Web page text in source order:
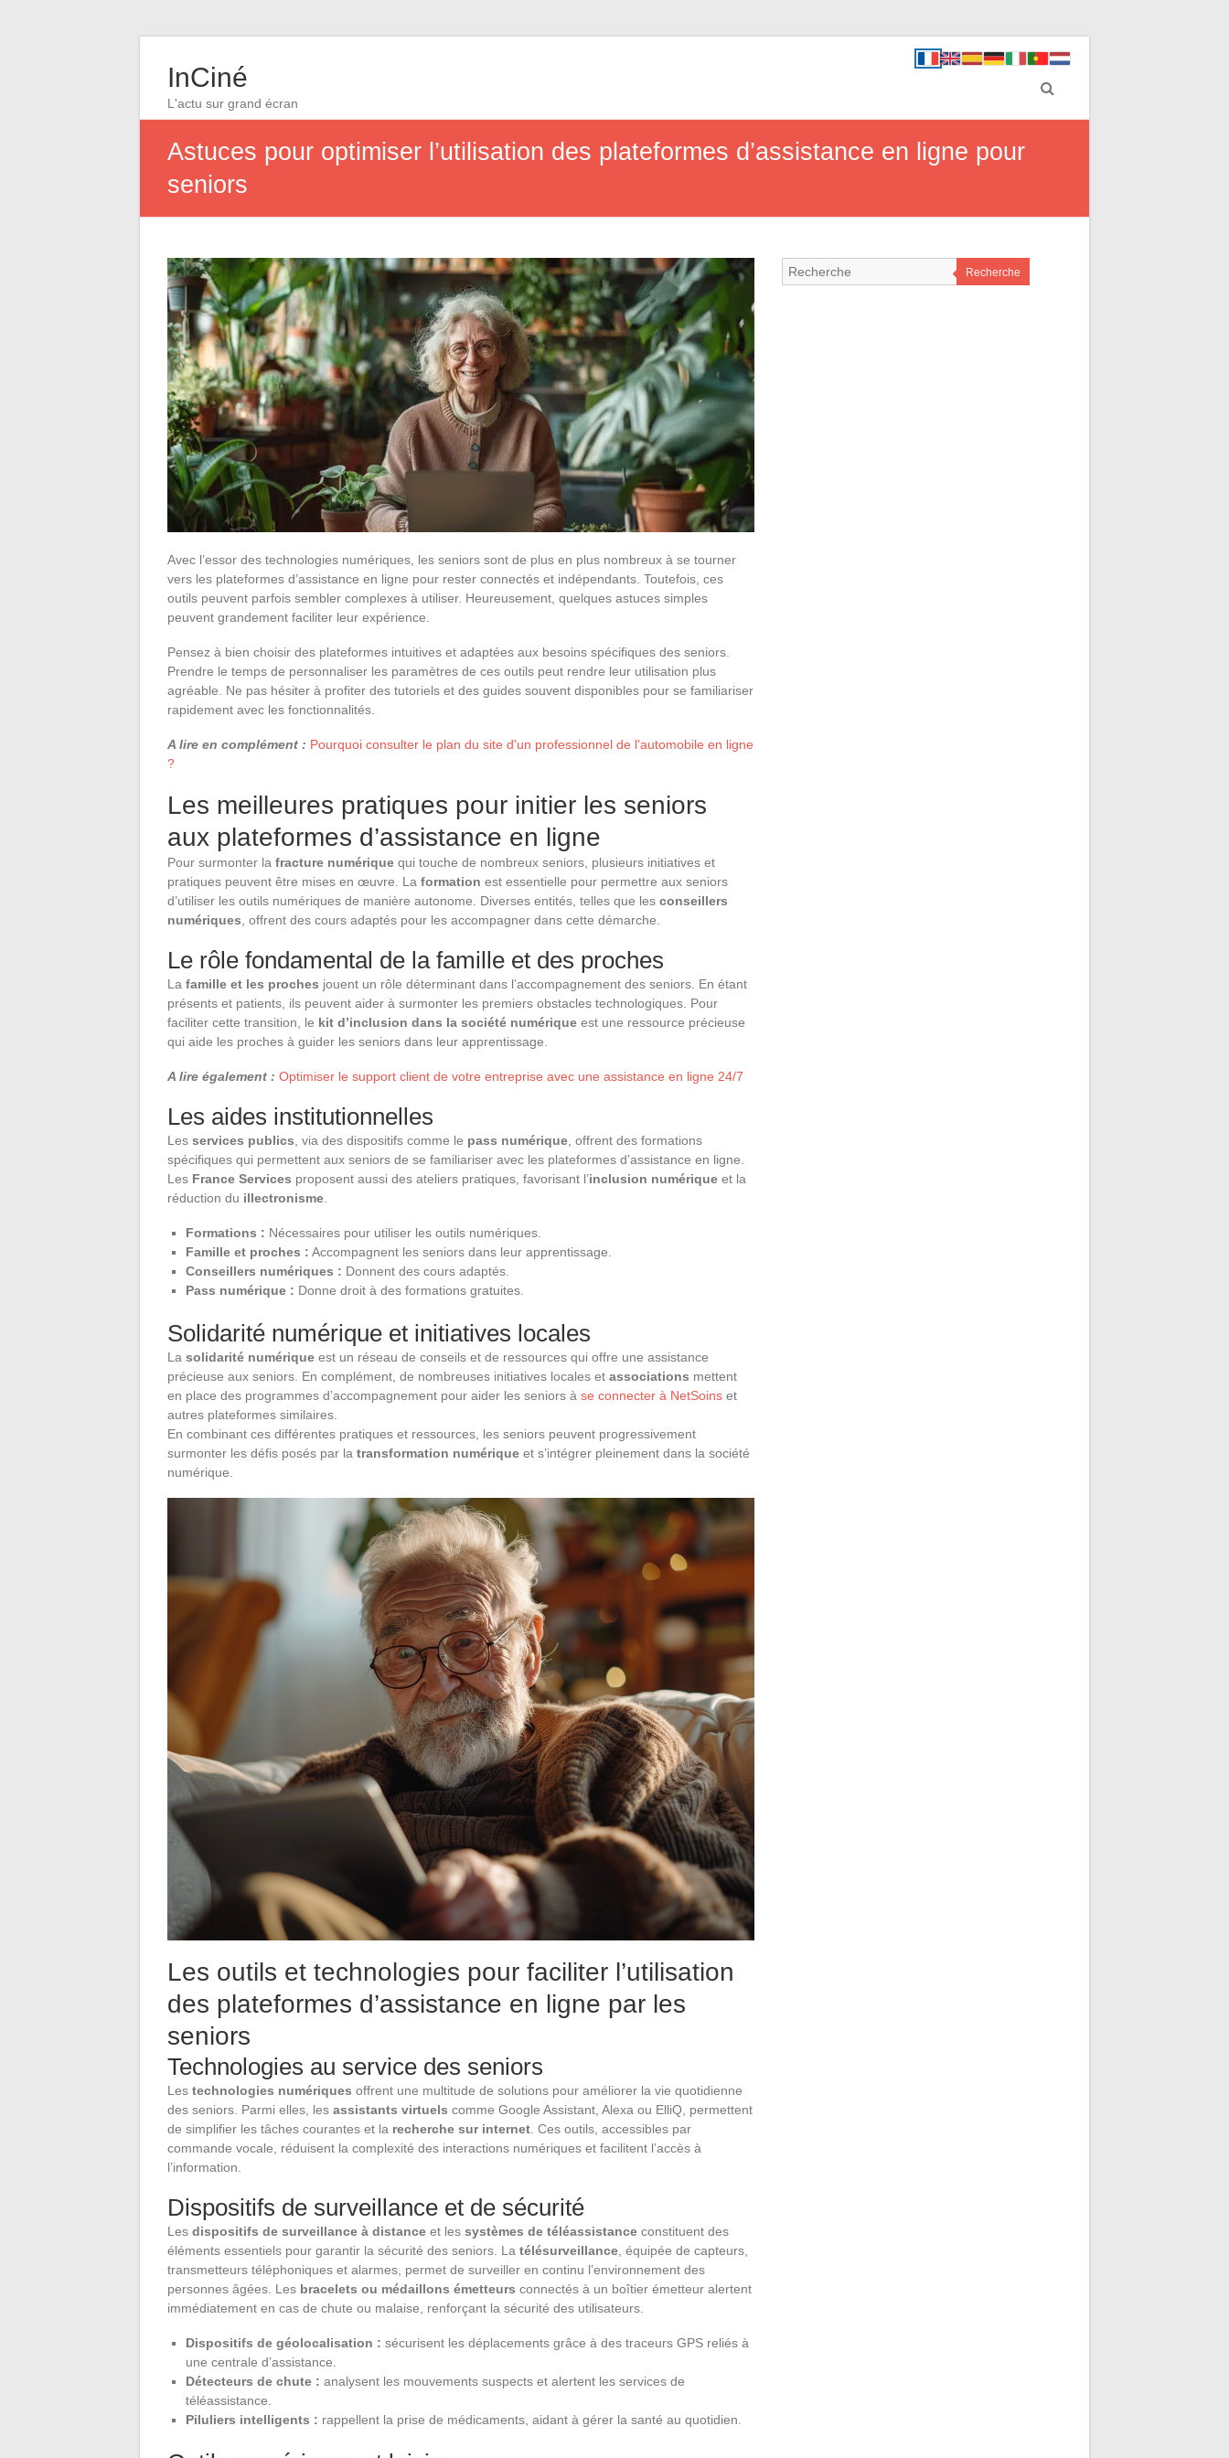
InCiné
L'actu sur grand écran
Astuces pour optimiser l’utilisation des plateformes d’assistance en ligne pour
seniors
Avec l’essor des technologies numériques, les seniors sont de plus en plus nombreux à se tourner
vers les plateformes d’assistance en ligne pour rester connectés et indépendants. Toutefois, ces
outils peuvent parfois sembler complexes à utiliser. Heureusement, quelques astuces simples
peuvent grandement faciliter leur expérience.
Pensez à bien choisir des plateformes intuitives et adaptées aux besoins spécifiques des seniors.
Prendre le temps de personnaliser les paramètres de ces outils peut rendre leur utilisation plus
agréable. Ne pas hésiter à profiter des tutoriels et des guides souvent disponibles pour se familiariser
rapidement avec les fonctionnalités.
A lire en complément : Pourquoi consulter le plan du site d'un professionnel de l'automobile en ligne
?
Les meilleures pratiques pour initier les seniors
aux plateformes d’assistance en ligne
Pour surmonter la fracture numérique qui touche de nombreux seniors, plusieurs initiatives et
pratiques peuvent être mises en œuvre. La formation est essentielle pour permettre aux seniors
d’utiliser les outils numériques de manière autonome. Diverses entités, telles que les conseillers
numériques , offrent des cours adaptés pour les accompagner dans cette démarche.
Le rôle fondamental de la famille et des proches
La famille et les proches jouent un rôle déterminant dans l’accompagnement des seniors. En étant
présents et patients, ils peuvent aider à surmonter les premiers obstacles technologiques. Pour
faciliter cette transition, le kit d’inclusion dans la société numérique est une ressource précieuse
qui aide les proches à guider les seniors dans leur apprentissage.
A lire également : Optimiser le support client de votre entreprise avec une assistance en ligne 24/7
Les aides institutionnelles
Les services publics , via des dispositifs comme le pass numérique , offrent des formations
spécifiques qui permettent aux seniors de se familiariser avec les plateformes d’assistance en ligne.
Les France Services proposent aussi des ateliers pratiques, favorisant l’inclusion numérique et la
réduction du illectronisme
Formations : Nécessaires pour utiliser les outils numériques.
Famille et proches : Accompagnent les seniors dans leur apprentissage.
Conseillers numériques : Donnent des cours adaptés.
Pass numérique : Donne droit à des formations gratuites.
Solidarité numérique et initiatives locales
La solidarité numérique est un réseau de conseils et de ressources qui offre une assistance
précieuse aux seniors. En complément, de nombreuses initiatives locales et associations mettent
en place des programmes d’accompagnement pour aider les seniors à se connecter à NetSoins et
autres plateformes similaires.
En combinant ces différentes pratiques et ressources, les seniors peuvent progressivement
surmonter les défis posés par la transformation numérique et s’intégrer pleinement dans la société
numérique.
Les outils et technologies pour faciliter l’utilisation
des plateformes d’assistance en ligne par les
seniors
Technologies au service des seniors
Les technologies numériques offrent une multitude de solutions pour améliorer la vie quotidienne
des seniors. Parmi elles, les assistants virtuels comme Google Assistant, Alexa ou ElliQ, permettent
de simplifier les tâches courantes et la recherche sur internet . Ces outils, accessibles par
commande vocale, réduisent la complexité des interactions numériques et facilitent l’accès à
l’information.
Dispositifs de surveillance et de sécurité
Les dispositifs de surveillance à distance et les systèmes de téléassistance constituent des
éléments essentiels pour garantir la sécurité des seniors. La télésurveillance , équipée de capteurs,
transmetteurs téléphoniques et alarmes, permet de surveiller en continu l’environnement des
personnes âgées. Les bracelets ou médaillons émetteurs connectés à un boîtier émetteur alertent
immédiatement en cas de chute ou malaise, renforçant la sécurité des utilisateurs.
Dispositifs de géolocalisation : sécurisent les déplacements grâce à des traceurs GPS reliés à
une centrale d’assistance.
Détecteurs de chute : analysent les mouvements suspects et alertent les services de
téléassistance.
Piluliers intelligents : rappellent la prise de médicaments, aidant à gérer la santé au quotidien.
Recherche